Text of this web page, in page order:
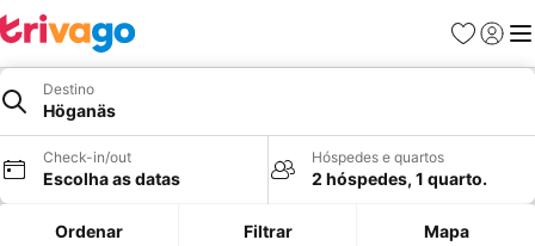
Favoritos
Iniciar
Destino
Höganäs
Check-in/out
Escolha as datas
Hóspedes e quartos
2 hóspedes, 1 quarto.
Ordenar Filtrar Mapa